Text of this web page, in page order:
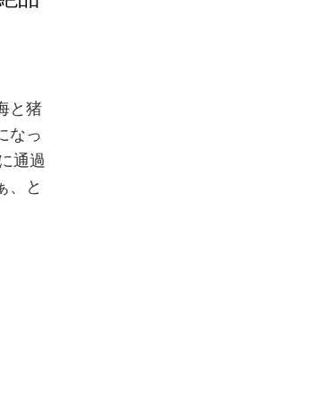
と猪
なっ
通過
、と